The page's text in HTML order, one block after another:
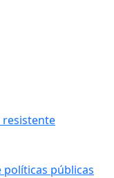
políticas públicas